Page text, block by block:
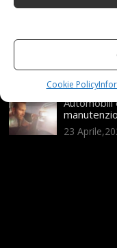
Cookie Policy
Nuova MG
24
Automobili
23